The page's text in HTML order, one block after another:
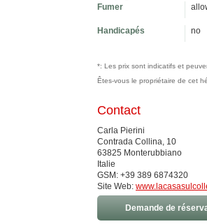
Fumer
Handicapés no
*: Les prix sont indicatifs et
Êtes-vous le propriétaire de cet
Contact
Carla Pierini
Contrada Collina, 10
63825 Monterubbiano
Italie
GSM: +39 389 6874320
Site Web:
Demande de